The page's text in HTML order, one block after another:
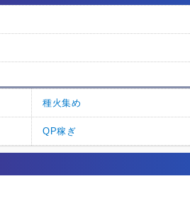
種火集め
QP稼ぎ